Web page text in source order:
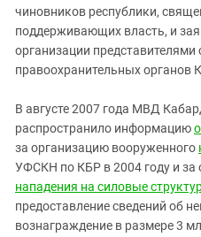
чиновников республики,
поддерживающих власть, и
организации представителями
правоохранительных органов
В августе 2007 года МВД
распространило информацию
за организацию вооруженного
УФСКН по КБР в 2004 году и за
нападения на силовые
предоставление сведений об
вознаграждение в размере 3